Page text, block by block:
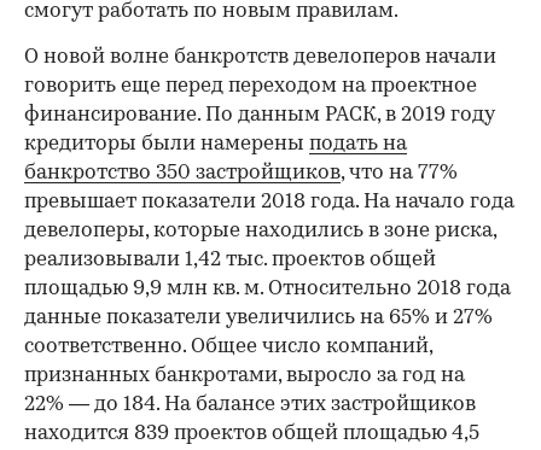
смогут работать по новым правилам.
О новой волне банкротств девелоперов начали
говорить еще перед переходом на проектное
финансирование. По данным РАСК, в 2019 году
кредиторы были намерены подать на
банкротство 350 застройщиков, что на 77%
превышает показатели 2018 года. На начало года
девелоперы, которые находились в зоне риска,
реализовывали 1,42 тыс. проектов общей
площадью 9,9 млн кв. м. Относительно 2018 года
данные показатели увеличились на 65% и 27%
соответственно. Общее число компаний,
признанных банкротами, выросло за год на
22% — до 184. На балансе этих застройщиков
находится 839 проектов общей площадью 4,5